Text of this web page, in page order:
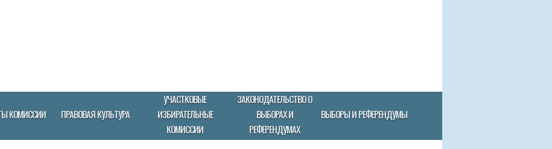
КОМИССИИ ПРАВОВАЯ КУЛЬТУРА
УЧАСТКОВЫЕ
ИЗБИРАТЕЛЬНЫЕ
КОМИССИИ
ЗАКОНОДАТЕЛЬСТВО О
ВЫБОРАХ И
РЕФЕРЕНДУМАХ
ВЫБОРЫ И РЕФЕРЕНДУМЫ